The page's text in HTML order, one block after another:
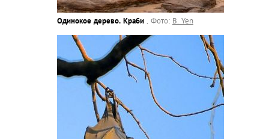
Одинокое дерево. Краби . Фото: B. Yen